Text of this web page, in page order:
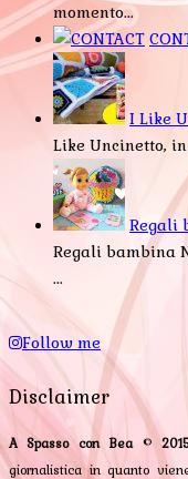
momento...
I Like
Like Uncinetto,
Regali
Regali bambina
...
Follow me
Disclaimer
A Spasso con Bea©
giornalistica in quanto